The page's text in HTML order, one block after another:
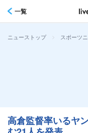
一覧
ニューストップ > スポーツ
高倉監督率いるヤ